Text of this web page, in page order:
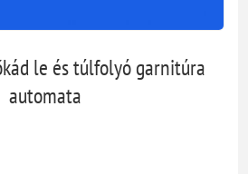
le és túlfolyó garnitúra
automata